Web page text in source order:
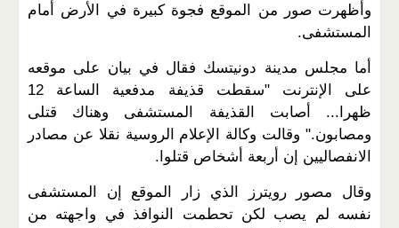
وأظهرت صور من الموقع فجوة كبيرة في الأرض أمام
المستشفى.
أما مجلس مدينة دونيتسك فقال في بيان على موقعه
على الإنترنت "سقطت قذيفة مدفعية الساعة 12
ظهرا... أصابت القذيفة المستشفى وهناك قتلى
ومصابون." وقالت وكالة الإعلام الروسية نقلا عن مصادر
الانفصاليين إن أربعة أشخاص قتلوا.
وقال مصور رويترز الذي زار الموقع إن المستشفى
نفسه لم يصب لكن تحطمت النوافذ في واجهته من